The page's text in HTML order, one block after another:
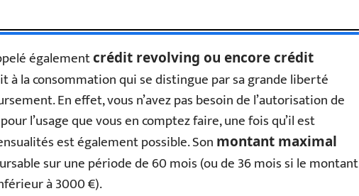
égalementcrédit revolving ou encore crédit
à la consommation qui se distingue par sa grande liberté
En effet, vous n’avez pas besoin de l’autorisation de
l’usage que vous en comptez faire, une fois qu’il est
est également possible. Son montant maximal
sur une période de 60 mois (ou de 36 mois si le montant
à 3000 €).